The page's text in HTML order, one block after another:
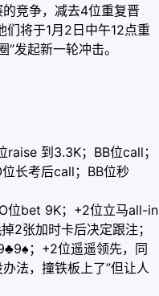
竞争，减去4位重复晋
将于1月2日中午12点重
发起新一轮冲击。
到3.3K；BB位call；
长考后call；BB位秒
位bet 9K；+2位立马all-in
2张加时卡后决定跟注；
；+2位遥遥领先，同
法，撞铁板上了”但让人